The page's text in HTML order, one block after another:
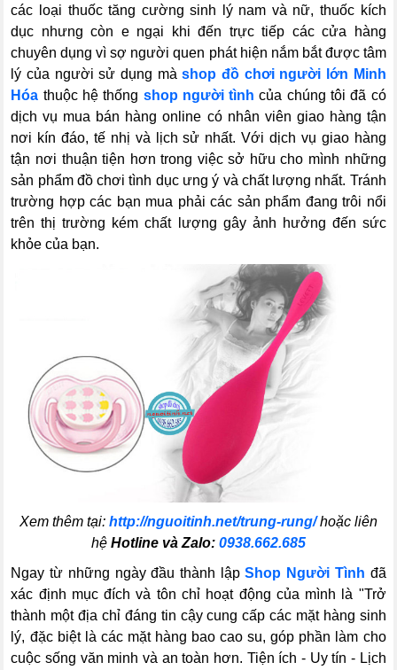
các loại thuốc tăng cường sinh lý nam và nữ, thuốc kích
dục nhưng còn e ngại khi đến trực tiếp các cửa hàng
chuyên dụng vì sợ người quen phát hiện nắm bắt được tâm
lý của người sử dụng màshop đồ chơi người lớn Minh
Hóa thuộc hệ thống shop người tình của chúng tôi đã có
dịch vụ mua bán hàng online có nhân viên giao hàng tận
nơi kín đáo, tế nhị và lịch sử nhất. Với dịch vụ giao hàng
tận nơi thuận tiện hơn trong việc sở hữu cho mình những
sản phẩm đồ chơi tình dục ưng ý và chất lượng nhất. Tránh
trường hợp các bạn mua phải các sản phẩm đang trôi nổi
trên thị trường kém chất lượng gây ảnh hưởng đến sức
khỏe của bạn.
Xem thêm tại: http://nguoitinh.net/trung-rung/hoặc liên
hệ Hotline và Zalo: 0938.662.685
Ngay từ những ngày đầu thành lậpShop Người Tình đã
xác định mục đích và tôn chỉ hoạt động của mình là "Trở
thành một địa chỉ đáng tin cậy cung cấp các mặt hàng sinh
lý, đặc biệt là các mặt hàng bao cao su, góp phần làm cho
cuộc sống văn minh và an toàn hơn. Tiện ích - Uy tín - Lịch